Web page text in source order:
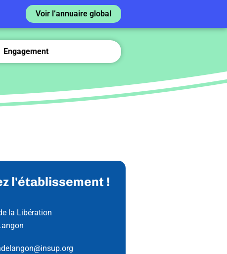
Voir l’annuaire global
Engagement
l'établissement !
la Libération